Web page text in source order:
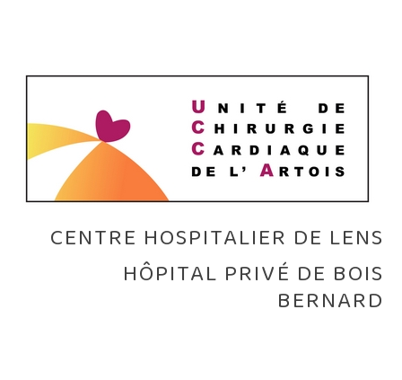
CENTRE HOSPITALIER DE LENS
HÔPITAL PRIVÉ DE BOIS
BERNARD